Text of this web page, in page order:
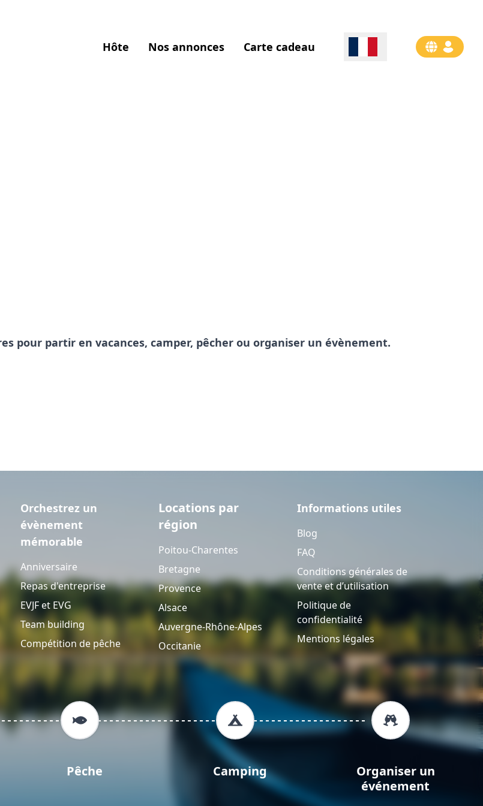
Hôte Nos annonces Carte cadeau
pour partir en vacances, camper, pêcher ou organiser un évènement.
Orchestrez un
évènement
mémorable
Anniversaire
Repas d'entreprise
EVJF et EVG
Team building
Compétition de pêche
Locations par
région
Poitou-Charentes
Bretagne
Provence
Alsace
Auvergne-Rhône-Alpes
Occitanie
Informations utiles
Blog
FAQ
Conditions générales de
vente et d’utilisation
Politique de
confidentialité
Mentions légales
Pêche Camping
Organiser un
événement